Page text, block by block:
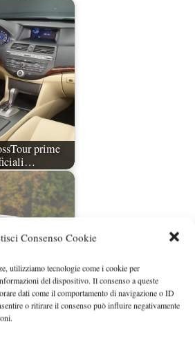
Consenso Cookie
utilizziamo tecnologie come i cookie per
del dispositivo. Il consenso a queste
dati come il comportamento di navigazione o ID
o ritirare il consenso può influire negativamente
prime
Crosstour in